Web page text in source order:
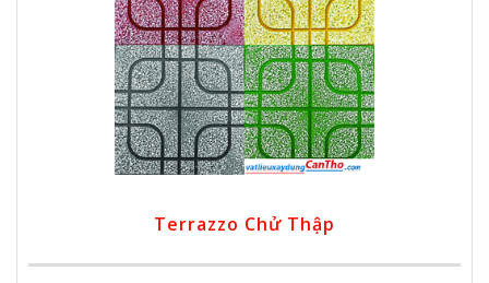
Terrazzo Chử Thập